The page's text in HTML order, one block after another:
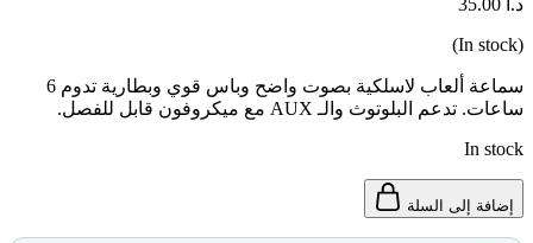
(In stock)
سماعة ألعاب لاسلكية بصوت واضح وباس قوي وبطارية تدوم 6
ساعات. تدعم البلوتوث والـ AUX مع ميكروفون قابل للفصل.
In stock
إضافة إلى السلة